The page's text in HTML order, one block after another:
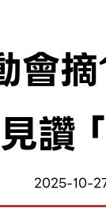
會
見讚
2025-10-